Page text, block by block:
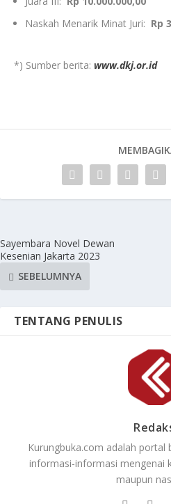
Naskah Menarik Minat Juri: Rp
*) Sumber berita: www.dkj.or.id
Sayembara Novel Dewan
Kesenian Jakarta 2023
SEBELUMNYA
TENTANG PENULIS
Kurungbuka.com adalah portal
informasi-informasi mengenai
maupun